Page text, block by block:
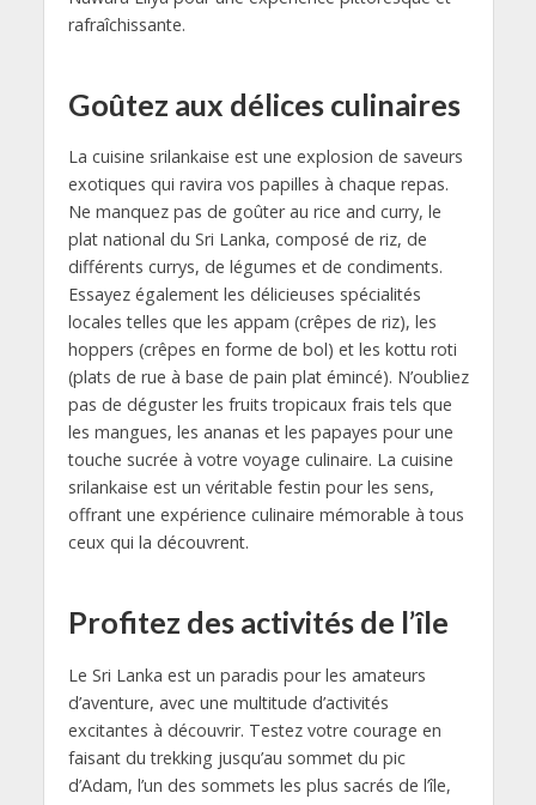
rafraîchissante.
Goûtez aux délices culinaires
La cuisine srilankaise est une explosion de saveurs
exotiques qui ravira vos papilles à chaque repas.
Ne manquez pas de goûter au rice and curry, le
plat national du Sri Lanka, composé de riz, de
différents currys, de légumes et de condiments.
Essayez également les délicieuses spécialités
locales telles que les appam (crêpes de riz), les
hoppers (crêpes en forme de bol) et les kottu roti
(plats de rue à base de pain plat émincé). N’oubliez
pas de déguster les fruits tropicaux frais tels que
les mangues, les ananas et les papayes pour une
touche sucrée à votre voyage culinaire. La cuisine
srilankaise est un véritable festin pour les sens,
offrant une expérience culinaire mémorable à tous
ceux qui la découvrent.
Profitez des activités de l’île
Le Sri Lanka est un paradis pour les amateurs
d’aventure, avec une multitude d’activités
excitantes à découvrir. Testez votre courage en
faisant du trekking jusqu’au sommet du pic
d’Adam, l’un des sommets les plus sacrés de l’île,